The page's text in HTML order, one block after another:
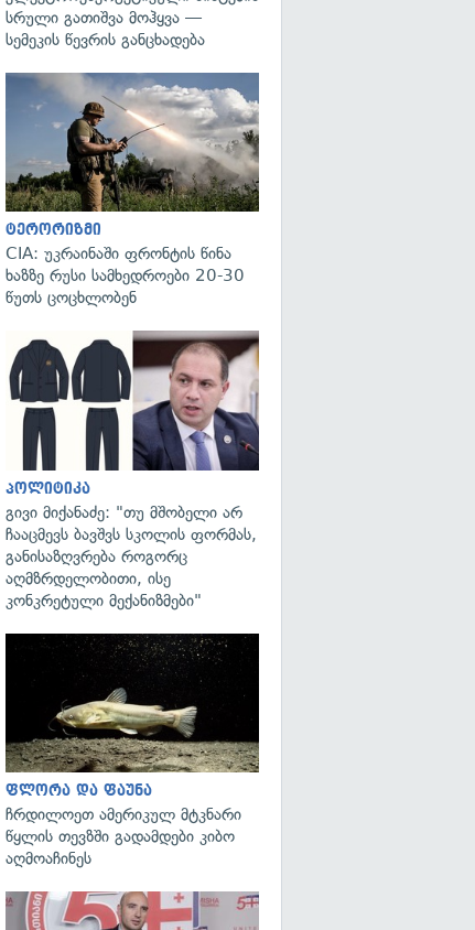
სრული გათიშვა მოჰყვა —
სემეკის წევრის განცხადება
ტერორიზმი
CIA: უკრაინაში ფრონტის წინა
ხაზზე რუსი სამხედროები 20-30
წუთს ცოცხლობენ
პოლიტიკა
გივი მიქანაძე: "თუ მშობელი არ
ჩააცმევს ბავშვს სკოლის ფორმას,
განისაზღვრება როგორც
აღმზრდელობითი, ისე
კონკრეტული მექანიზმები"
ფლორა და ფაუნა
ჩრდილოეთ ამერიკულ მტკნარი
წყლის თევზში გადამდები კიბო
აღმოაჩინეს